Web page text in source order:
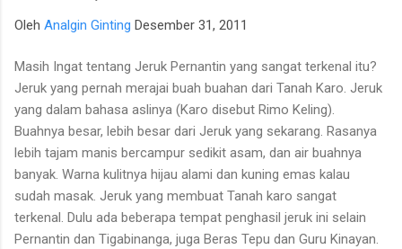
para talenta muda berpotensi tinggi seperti IM Satria Duta
yang diperkuat jajaran Master Internasional Wanita (WIM)
seperti Shafira Devi Herfesa, Laysa Latifah, Ummi Fisabilillah,
dan Chelsea Monica Ignesias Sihite memiliki kedalaman sku...
Oleh Analgin Ginting Desember 31, 2011
Masih Ingat tentang Jeruk Pernantin yang sangat terkenal itu?
Jeruk yang pernah merajai buah buahan dari Tanah Karo. Jeruk
yang dalam bahasa aslinya (Karo disebut Rimo Keling).
Buahnya besar, lebih besar dari Jeruk yang sekarang. Rasanya
lebih tajam manis bercampur sedikit asam, dan air buahnya
banyak. Warna kulitnya hijau alami dan kuning emas kalau
sudah masak. Jeruk yang membuat Tanah karo sangat
terkenal. Dulu ada beberapa tempat penghasil jeruk ini selain
Pernantin dan Tigabinanga, juga Beras Tepu dan Guru Kinayan.